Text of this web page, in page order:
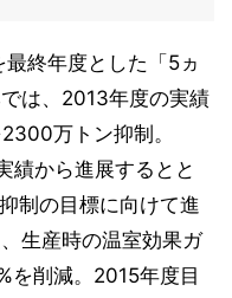
終年度とした「5ヵ
は、2013年度の実績
万トン抑制。
績から進展するとと
制の目標に向けて進
生産時の温室効果ガ
を削減。2015年度目